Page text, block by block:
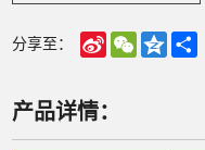
分享至：
Sina
Weibo
WeChatQzone
产品详情：